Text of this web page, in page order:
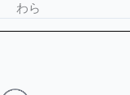
わら